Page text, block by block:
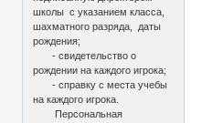
школы с указанием класса,
шахматного разряда, даты
рождения;
- свидетельство о
рождении на каждого игрока;
- справку с места учебы
на каждого игрока.
Персональная